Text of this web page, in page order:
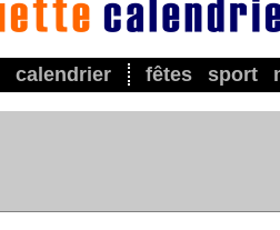
calendrier fêtes sport